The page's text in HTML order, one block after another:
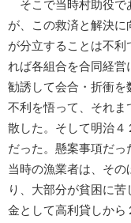
そこで当時村助役で
が、この救済と解決
が分立することは不
れば各組合を合同経
勧誘して会合・折衝を
不利を悟って、それま
散した。そして明治４
だった。懸案事項だっ
当時の漁業者は、そ
り、大部分が貧困に
金として高利貸しから